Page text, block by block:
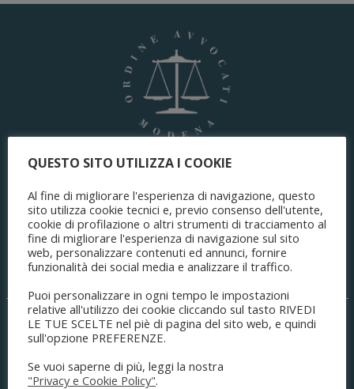
ORDINE DEGLI AVVOCATI
di Modena
Sede legale
Palazzo di Giustizia
C.so Canalgrande, 77
41121Modena (MO) Italia
C.F. 80008490361
QUESTO SITO UTILIZZA I COOKIE
Al fine di migliorare l'esperienza di navigazione, questo
sito utilizza cookie tecnici e, previo consenso dell'utente,
cookie di profilazione o altri strumenti di tracciamento al
fine di migliorare l'esperienza di navigazione sul sito
web, personalizzare contenuti ed annunci, fornire
funzionalità dei social media e analizzare il traffico.
Puoi personalizzare in ogni tempo le impostazioni
relative all'utilizzo dei cookie cliccando sul tasto RIVEDI
LE TUE SCELTE nel piè di pagina del sito web, e quindi
sull'opzione PREFERENZE.
Se vuoi saperne di più, leggi la nostra
"Privacy e Cookie Policy".